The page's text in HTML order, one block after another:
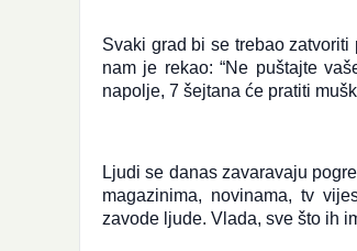
Svaki grad bi se trebao
nam je rekao: “Ne puštajte
napolje, 7 šejtana će pratiti
Ljudi se danas zavaravaju
magazinima, novinama, tv
zavode ljude. Vlada, sve što ih